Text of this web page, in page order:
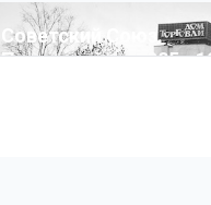
Советский Союз.
Перестройка: 1985 -